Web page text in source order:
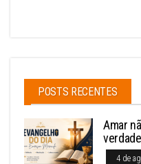
POSTS RECENTES
Amar
4 de